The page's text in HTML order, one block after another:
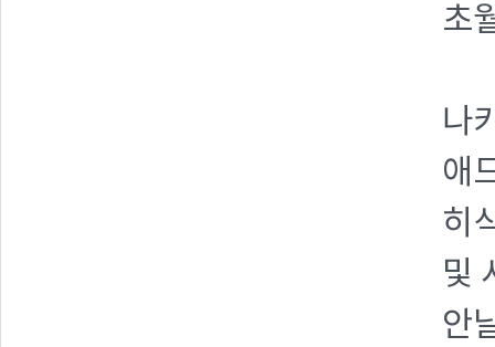
초
나
애
히
및
안